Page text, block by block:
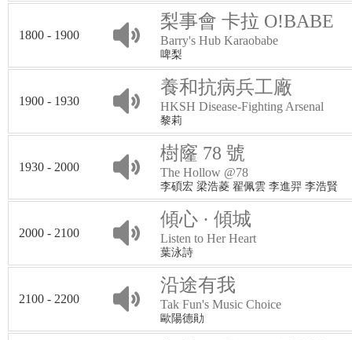
1800 - 1900
梨事會 卡拉 O!BABE
Barry's Hub Karaobabe
啤梨
1900 - 1930
養和抗病兵工廠
HKSH Disease-Fighting Arsenal
黎莉
1930 - 2000
樹窿 78 號
The Hollow @78
李碩宏 梁浩菱 翟佩雲 李進羿 李浩賢
2000 - 2100
傾心 · 傾城
Listen to Her Heart
葉泳詩
2100 - 2200
沿途有我
Tak Fun's Music Choice
歐陽德勛